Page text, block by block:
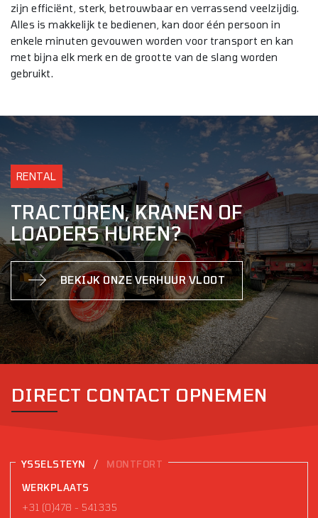
zijn efficiënt, sterk, betrouwbaar en verrassend veelzijdig.
Alles is makkelijk te bedienen, kan door één persoon in
enkele minuten gevouwen worden voor transport en kan
met bijna elk merk en de grootte van de slang worden
gebruikt.
RENTAL
TRACTOREN, KRANEN OF
LOADERS HUREN?
BEKIJK ONZE VERHUUR VLOOT
DIRECT CONTACT OPNEMEN
YSSELSTEYN / MONTFORT
WERKPLAATS
+31 (0)478 - 541335